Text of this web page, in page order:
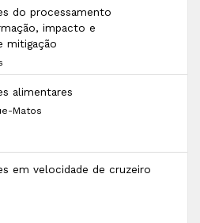
do processamento
impacto e
mitigação
alimentares
Matos
em velocidade de cruzeiro